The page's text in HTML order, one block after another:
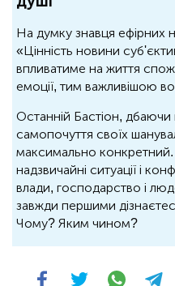
На думку знавця
«Цінність новини
впливатиме на життя
емоції, тим важливішою
Останній Бастіон, дбаючи
самопочуття своїх
максимально
надзвичайні ситуації і
влади, господарство і
завжди першими
Чому? Яким чином?